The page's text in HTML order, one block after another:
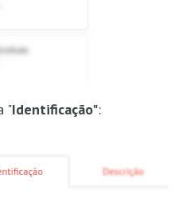
"Identificação":